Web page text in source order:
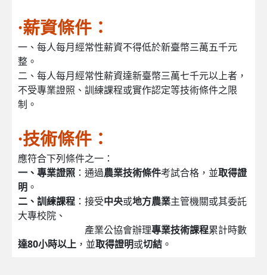
·薪資條件：
一、每人每月經常性薪資不得低於新臺幣三萬五千元
整。
二、每人每月經常性薪資達新臺幣三萬七千元以上者，
不受專業證照、訓練課程或實作認定等技術條件之限
制。
·技術條件：
應符合下列條件之一：
一、專業證照 ：通過農業技術條件考試合格，並取得證
明 。
二、訓練課程 ：接受中央或地方農業主管機關或其委託
大專校院、
產業公協會辦理專業技術課程累計時數
達80小時以上 ，並取得證明或切結 。